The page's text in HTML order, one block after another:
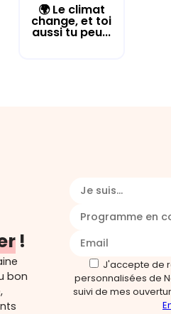
🌍 Le climat
change, et toi
aussi tu peu...
!
bon
Je suis...
Programme en
J'accepte de
personnalisées de
suivi de mes